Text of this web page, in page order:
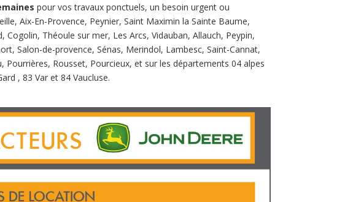
pour vos travaux ponctuels, un besoin urgent ou
Aix-En-Provence, Peynier, Saint Maximin la Sainte Baume,
Théoule sur mer, Les Arcs, Vidauban, Allauch, Peypin,
Salon-de-provence, Sénas, Merindol, Lambesc, Saint-Cannat,
Pourrières, Rousset, Pourcieux, et sur les départements 04 alpes
, 83 Var et 84 Vaucluse.